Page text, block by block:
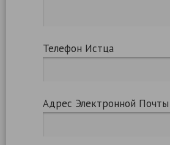
Телефон Истца
Адрес Электронной